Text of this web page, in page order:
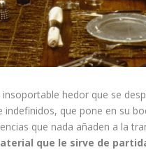
hedor que se
que pone en su
que nada añaden a la
que le sirve de